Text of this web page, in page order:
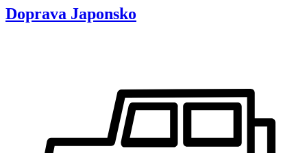
Doprava Japonsko